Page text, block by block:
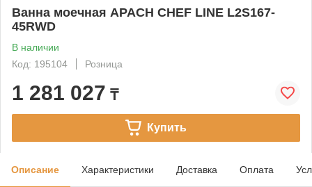
Ванна моечная APACH CHEF LINE L2S167-
45RWD
В наличии
Код: 195104
Розница
1 281 027 ₸
Купить
Описание Характеристики Доставка Оплата